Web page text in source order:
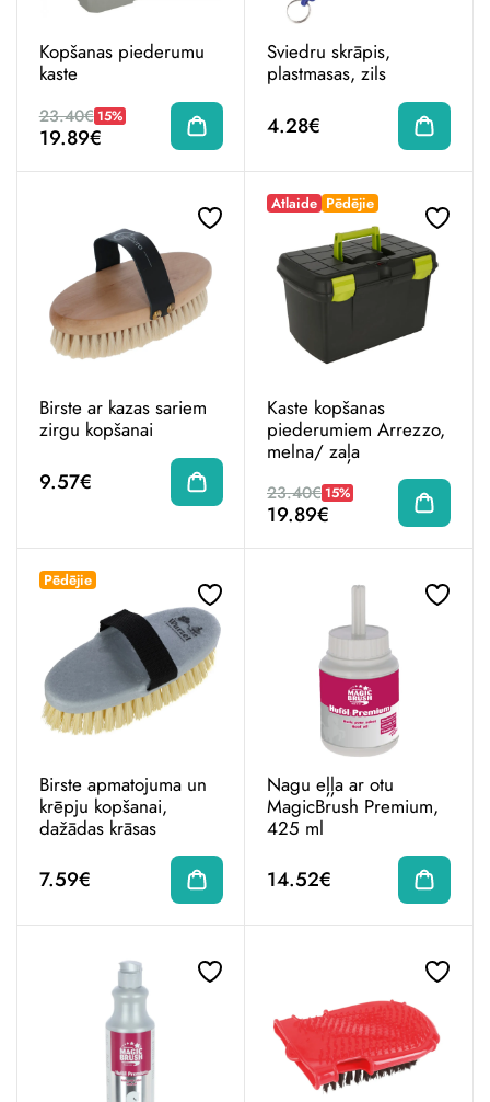
Kopšanas piederumu
kaste
23.40€ 15%
19.89€
Sviedru skrāpis,
plastmasas, zils
4.28€
Birste ar kazas sariem
zirgu kopšanai
9.57€
Atlaide Pēdējie
Kaste kopšanas
piederumiem Arrezzo,
melna/ zaļa
23.40€ 15%
19.89€
Pēdējie
Birste apmatojuma un
krēpju kopšanai,
dažādas krāsas
7.59€
Nagu eļļa ar otu
MagicBrush Premium,
425 ml
14.52€